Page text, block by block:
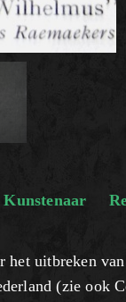
Kunstenaar
het uitbreken
(zie ook